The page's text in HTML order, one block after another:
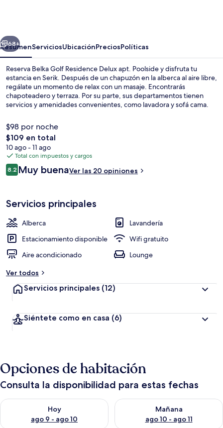
apt.
Poolside
Siguiente
68+
ResumenServiciosUbicaciónPreciosPolíticas
Reserva Belka Golf Residence Delux apt. Poolside y disfruta tu
estancia en Serik. Después de un chapuzón en la alberca al aire libre,
regálate un momento de relax con un masaje. Encontrarás
chapoteadero y terraza. Por su parte, sus departamentos tienen
servicios y amenidades convenientes, como lavadora y sofá cama.
$98 por noche
El
precio
total
es
de
$109 en total
10 ago - 11 ago
Total con impuestos y cargos
Opiniones
8.28.2 de 10,
Muy buenaVer las 20 opiniones
Servicios principales
Alberca
Lavandería
Estacionamiento disponible
Wifi gratuito
Aire acondicionado
Lounge
Ver todos
Servicios principales (12)
Siéntete como en casa (6)
Opciones de habitación
Consulta la disponibilidad para estas fechas
Hoy
ago 9 - ago 10
Consulta la disponibilidad para hoy ago 9 - ago 10
Mañana
ago 10 - ago 11
Consulta la disponibilidad